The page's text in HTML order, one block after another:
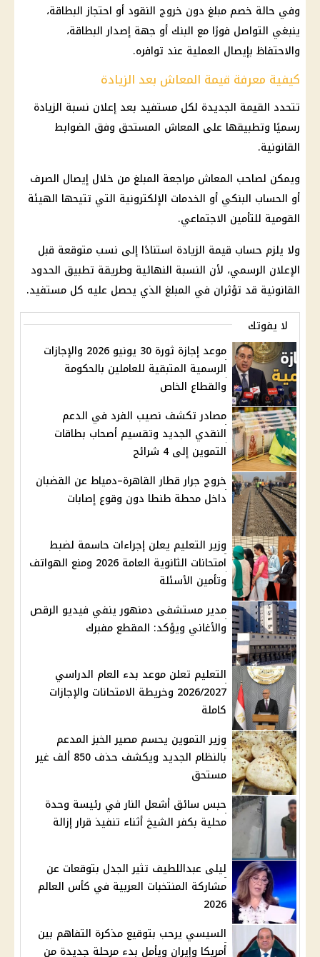
وفي حالة خصم مبلغ دون خروج النقود أو احتجاز البطاقة،
ينبغي التواصل فورًا مع البنك أو جهة إصدار البطاقة،
والاحتفاظ بإيصال العملية عند توافره.
كيفية معرفة قيمة المعاش بعد الزيادة
تتحدد القيمة الجديدة لكل مستفيد بعد إعلان نسبة الزيادة
رسميًا وتطبيقها على المعاش المستحق وفق الضوابط
القانونية.
ويمكن لصاحب المعاش مراجعة المبلغ من خلال إيصال الصرف
أو الحساب البنكي أو الخدمات الإلكترونية التي تتيحها الهيئة
القومية للتأمين الاجتماعي.
ولا يلزم حساب قيمة الزيادة استنادًا إلى نسب متوقعة قبل
الإعلان الرسمي، لأن النسبة النهائية وطريقة تطبيق الحدود
القانونية قد تؤثران في المبلغ الذي يحصل عليه كل مستفيد.
لا يفوتك
موعد إجازة ثورة 30 يونيو 2026 والإجازات
الرسمية المتبقية للعاملين بالحكومة
والقطاع الخاص
مصادر تكشف نصيب الفرد في الدعم
النقدي الجديد وتقسيم أصحاب بطاقات
التموين إلى 4 شرائح
خروج جرار قطار القاهرة–دمياط عن القضبان
داخل محطة طنطا دون وقوع إصابات
وزير التعليم يعلن إجراءات حاسمة لضبط
امتحانات الثانوية العامة 2026 ومنع الهواتف
وتأمين الأسئلة
مدير مستشفى دمنهور ينفي فيديو الرقص
والأغاني ويؤكد: المقطع مفبرك
التعليم تعلن موعد بدء العام الدراسي
2026/2027 وخريطة الامتحانات والإجازات
كاملة
وزير التموين يحسم مصير الخبز المدعم
بالنظام الجديد ويكشف حذف 850 ألف غير
مستحق
حبس سائق أشعل النار في رئيسة وحدة
محلية بكفر الشيخ أثناء تنفيذ قرار إزالة
ليلى عبداللطيف تثير الجدل بتوقعات عن
مشاركة المنتخبات العربية في كأس العالم
2026
السيسي يرحب بتوقيع مذكرة التفاهم بين
أمريكا وإيران ويأمل بدء مرحلة جديدة من